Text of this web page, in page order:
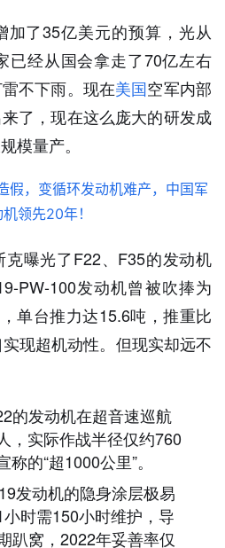
加了35亿美元的预算，光从
已经从国会拿走了70亿左右
不下雨。现在美国空军内部
了，现在这么庞大的研发成
模量产。
曝光了F22、F35的发动机
PW-100发动机曾被吹捧为
单台推力达15.6吨，推重比
现超机动性。但现实却远不
的发动机在超音速巡航
，实际作战半径仅约760
的“超1000公里”。
发动机的隐身涂层极易
时需150小时维护，导
趴窝，2022年妥善率仅